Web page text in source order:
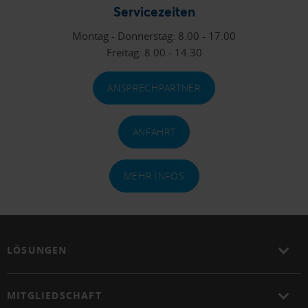
Servicezeiten
Montag - Donnerstag: 8.00 - 17.00
Freitag: 8.00 - 14.30
ANSPRECHPARTNER
ANFAHRT
MEHR INFOS
LÖSUNGEN
MITGLIEDSCHAFT